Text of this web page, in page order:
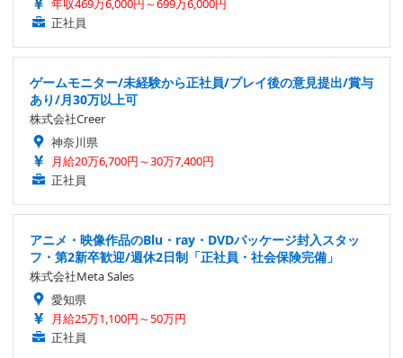
年収469万6,000円～699万6,000円
正社員
ゲームモニター/未経験から正社員/プレイ後の意見提出/賞与
あり/月30万以上可
株式会社Creer
神奈川県
月給20万6,700円～30万7,400円
正社員
アニメ・映像作品のBlu・ray・DVDパッケージ封入スタッ
フ・第2新卒歓迎/週休2日制「正社員・社会保険完備」
株式会社Meta Sales
愛知県
月給25万1,100円～50万円
正社員